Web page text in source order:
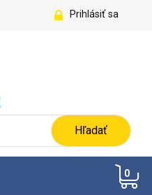
Prihlásiť sa
0
Hľadať